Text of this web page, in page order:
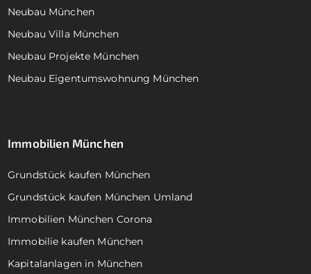
Neubau München
Neubau Villa München
Neubau Projekte München
Neubau Eigentumswohnung München
Immobilien München
Grundstück kaufen München
Grundstück kaufen München Umland
Immobilien München Corona
Immobilie kaufen München
Kapitalanlagen in München